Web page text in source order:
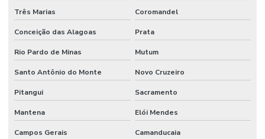
Três Marias Coromandel
Conceição das Alagoas Prata
Rio Pardo de Minas Mutum
Santo Antônio do Monte Novo Cruzeiro
Pitangui Sacramento
Mantena Elói Mendes
Campos Gerais Camanducaia